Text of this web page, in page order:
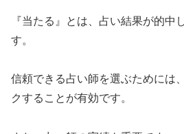
『当たる』とは、占い結果が的中
す。
信頼できる占い師を選ぶためには
クすることが有効です。